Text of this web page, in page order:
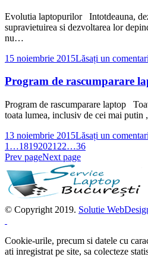
Evolutia laptopurilor Intotdeauna,
supravietuirea si dezvoltarea lor
nu…
15 noiembrie 2015Lăsați un
Program de rascumparare
Program de rascumparare laptop
toata lumea, inclusiv de cei mai putin
13 noiembrie 2015Lăsați un
1 …18192021 22…36
Prev pageNext page
© Copyright 2019. Solutie
Cookie-urile, precum si datele cu
ati inregistrat pe site, sa colecteze